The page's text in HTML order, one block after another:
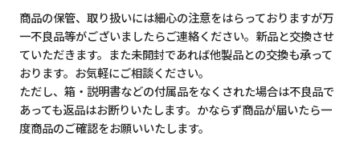
商品の保管、取り扱いには細心の注意をはらっておりますが万
一不良品等がございましたらご連絡ください。新品と交換させ
ていただきます。また未開封であれば他製品との交換も承って
おります。お気軽にご相談ください。
ただし、箱・説明書などの付属品をなくされた場合は不良品で
あっても返品はお断りいたします。かならず商品が届いたら一
度商品のご確認をお願いいたします。